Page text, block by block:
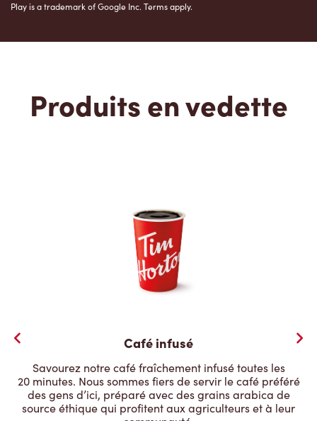
Play is a trademark of Google Inc. Terms apply.
Produits en vedette
Café infusé
Savourez notre café fraîchement infusé toutes les
20 minutes. Nous sommes fiers de servir le café préféré
des gens d’ici, préparé avec des grains arabica de
source éthique qui profitent aux agriculteurs et à leur